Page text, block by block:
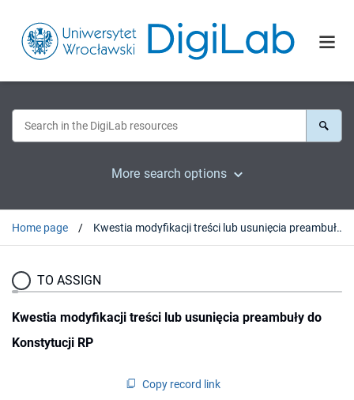
More search options
Home page Kwestia modyfikacji treści lub usunięcia preambuły do Konstytucji RP
TO ASSIGN
Kwestia modyfikacji treści lub usunięcia preambuły do
Konstytucji RP
Copy record link